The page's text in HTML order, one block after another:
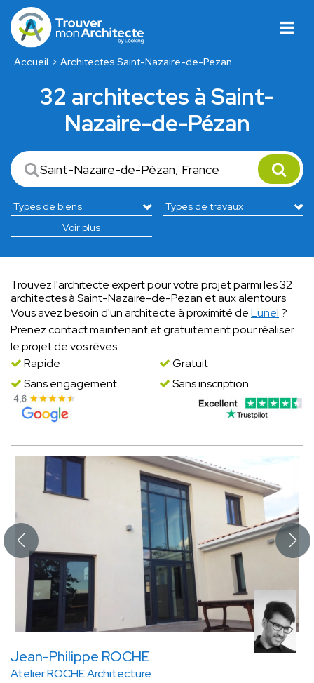
Accueil Architectes Saint-Nazaire-de-Pezan
32 architectes à Saint-
Nazaire-de-Pézan
Voir plus
Trouvez l'architecte expert pour votre projet parmi les 32
architectes à Saint-Nazaire-de-Pezan et aux alentours
Vous avez besoin d'un architecte à proximité deLunel?
Prenez contact maintenant et gratuitement pour réaliser
le projet de vos rêves.
Rapide
Gratuit
Sans engagement
Sans inscription
Jean-Philippe ROCHE
Atelier ROCHE Architecture